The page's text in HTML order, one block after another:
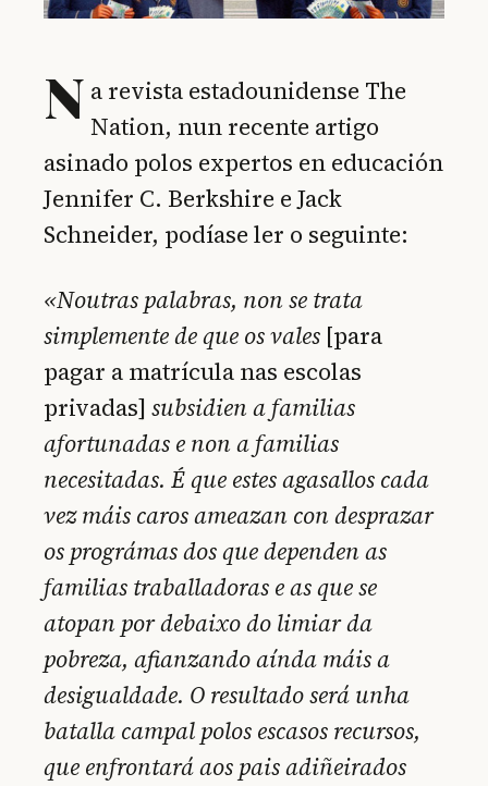
N a revista estadounidense The
Nation, nun recente artigo
asinado polos expertos en educación
Jennifer C. Berkshire e Jack
Schneider, podíase ler o seguinte:
«Noutras palabras, non se trata
simplemente de que os vales [para
pagar a matrícula nas escolas
privadas] subsidien a familias
afortunadas e non a familias
necesitadas. É que estes agasallos cada
vez máis caros ameazan con desprazar
os prográmas dos que dependen as
familias traballadoras e as que se
atopan por debaixo do limiar da
pobreza, afianzando aínda máis a
desigualdade. O resultado será unha
batalla campal polos escasos recursos,
que enfrontará aos pais adiñeirados